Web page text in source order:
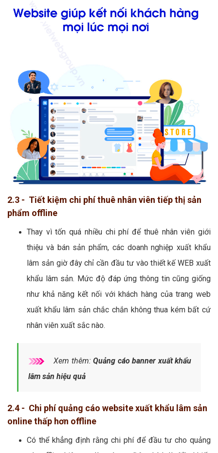
2.3 - Tiết kiệm chi phí thuê nhân viên tiếp thị sản
phẩm offline
Thay vì tốn quá nhiều chi phí để thuê nhân viên giới
thiệu và bán sản phẩm, các doanh nghiệp xuất khẩu
lâm sản giờ đây chỉ cần đầu tư vào thiết kế WEB xuất
khẩu lâm sản. Mức độ đáp ứng thông tin cũng giống
như khả năng kết nối với khách hàng của trang web
xuất khẩu lâm sản chắc chắn không thua kém bất cứ
nhân viên xuất sắc nào.
Xem thêm:Quảng cáo banner xuất khẩu
lâm sản hiệu quả
2.4 - Chi phí quảng cáo website xuất khẩu lâm sản
online thấp hơn offline
Có thể khẳng định rằng chi phí để đầu tư cho quảng